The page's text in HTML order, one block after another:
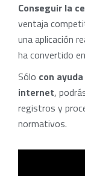
Conseguir la
ventaja
una aplicación
ha convertido
Sólo con
internet,
registros y
normativos.